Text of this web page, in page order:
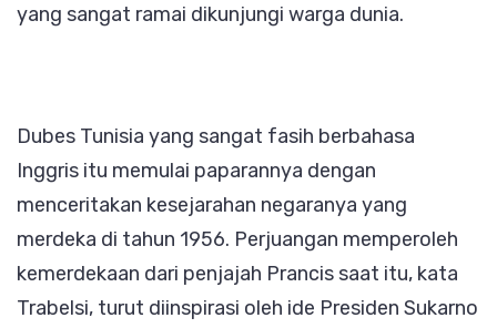
yang sangat ramai dikunjungi warga dunia.
Dubes Tunisia yang sangat fasih berbahasa
Inggris itu memulai paparannya dengan
menceritakan kesejarahan negaranya yang
merdeka di tahun 1956. Perjuangan memperoleh
kemerdekaan dari penjajah Prancis saat itu, kata
Trabelsi, turut diinspirasi oleh ide Presiden Sukarno